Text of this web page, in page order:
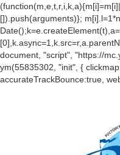
[]).push(arguments)};
document, "script", "https://
ym(55835302, "init", {
accurateTrackBounce:true,